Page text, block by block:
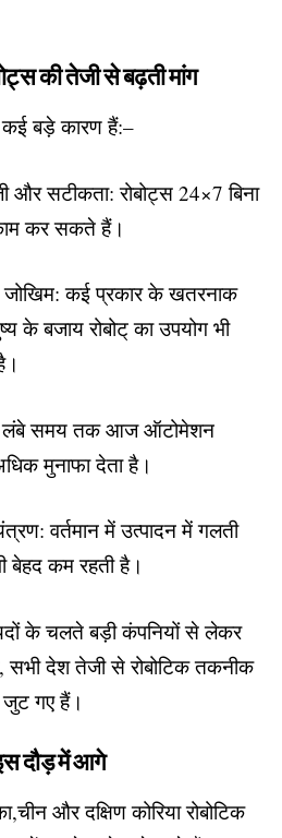
की तेजी से बढ़ती मांग
बड़े कारण हैं:–
और सटीकता: रोबोट्स 24×7 बिना
कर सकते हैं।
जोखिम: कई प्रकार के खतरनाक
के बजाय रोबोट् का उपयोग भी
लंबे समय तक आज ऑटोमेशन
मुनाफा देता है।
वर्तमान में उत्पादन में गलती
बेहद कम रहती है।
के चलते बड़ी कंपनियों से लेकर
सभी देश तेजी से रोबोटिक तकनीक
गए हैं।
दौड़ में आगे
और दक्षिण कोरिया रोबोटिक